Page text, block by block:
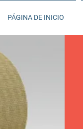
PÁGINA DE INICIO